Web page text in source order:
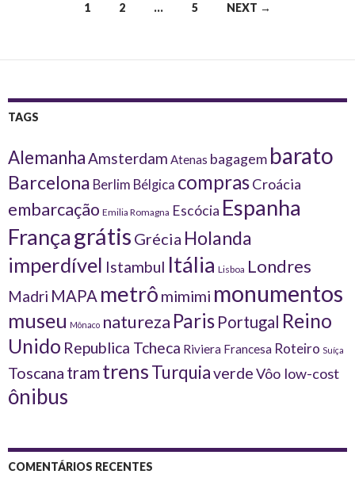
1 2 … 5 NEXT →
TAGS
AlemanhaAmsterdam Atenas bagagem barato
Barcelona Berlim Bélgica comprasCroácia
embarcação Emilia Romagna Escócia Espanha
Françagrátis Grécia Holanda
imperdível Istambul Itália Lisboa Londres
Madri MAPA metrô mimimi monumentos
museu Mônaco natureza Paris Portugal Reino
Unido Republica Tcheca Riviera Francesa Roteiro Suíça
Toscana tramtrensTurquiaverdeVôo low-cost
ônibus
COMENTÁRIOS RECENTES